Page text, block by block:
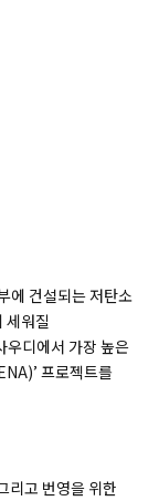
에 건설되는 저탄소
세워질
우디에서 가장 높은
프로젝트를
리고 번영을 위한